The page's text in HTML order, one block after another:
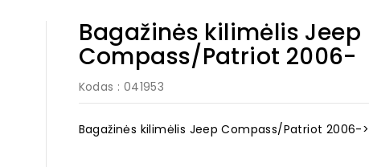
Bagažinės kilimėlis Jeep
Compass/Patriot 2006-
Kodas : 041953
Bagažinės kilimėlis Jeep Compass/Patriot 2006->